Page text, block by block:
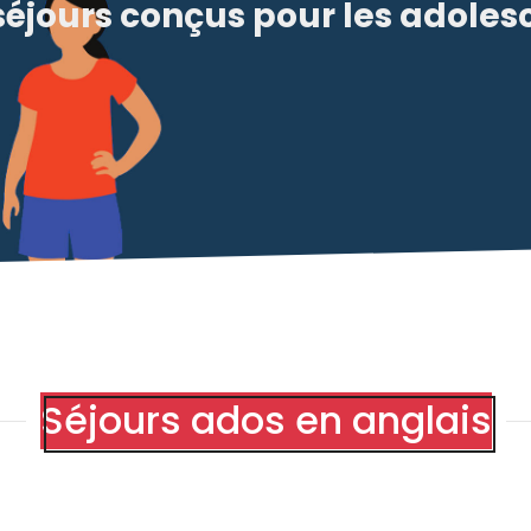
conçus pour les
Séjours ados en anglais